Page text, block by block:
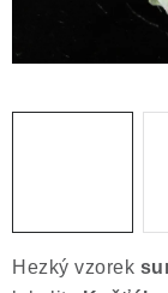
Hezký vzorek